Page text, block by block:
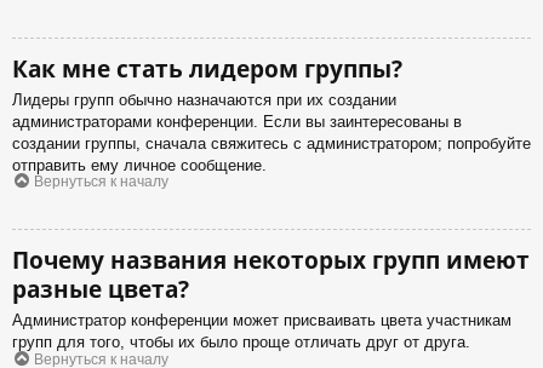
Как мне стать лидером группы?
Лидеры групп обычно назначаются при их создании
администраторами конференции. Если вы заинтересованы в
создании группы, сначала свяжитесь с администратором; попробуйте
отправить ему личное сообщение.
Вернуться к началу
Почему названия некоторых групп имеют
разные цвета?
Администратор конференции может присваивать цвета участникам
групп для того, чтобы их было проще отличать друг от друга.
Вернуться к началу